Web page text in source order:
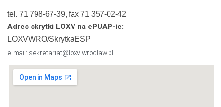
tel. 71 798-67-39, fax 71 357-02-42
Adres skrytki LOXV na ePUAP-ie:
LOXVWRO/SkrytkaESP
e-mail: sekretariat@loxv.wroclaw.pl